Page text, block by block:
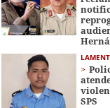
SPS